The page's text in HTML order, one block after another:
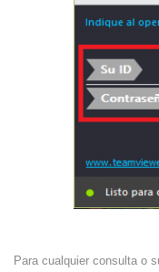
Para cualquier consulta o